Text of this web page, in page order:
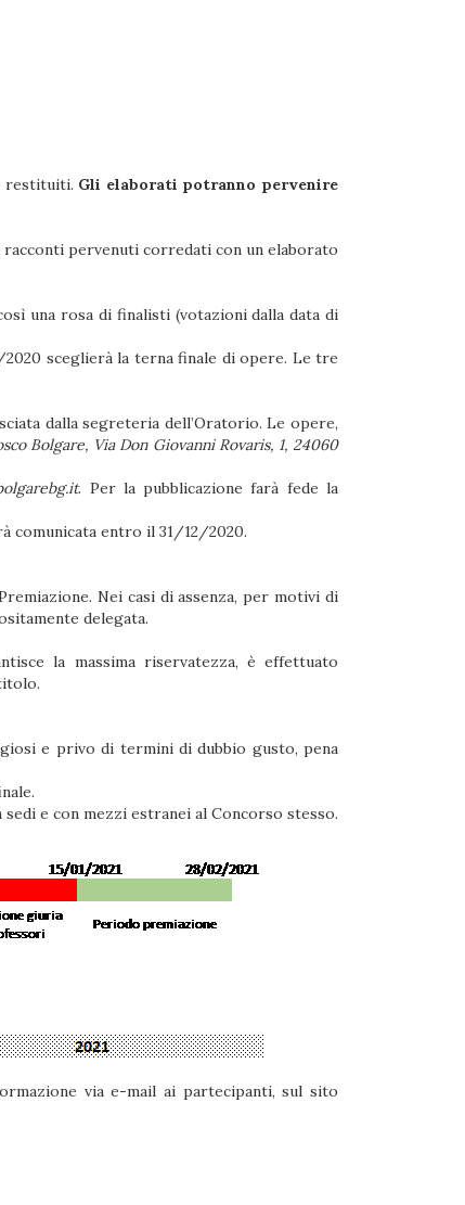
restituiti. Gli elaborati potranno pervenire
pervenuti corredati con un elaborato
una rosa di finalisti (votazioni dalla data di
sceglierà la terna finale di opere. Le tre
dalla segreteria dell’Oratorio. Le opere,
Bolgare, Via Don Giovanni Rovaris, 1, 24060
. Per la pubblicazione farà fede la
comunicata entro il 31/12/2020.
Nei casi di assenza, per motivi di
delegata.
la massima riservatezza, è effettuato
e privo di termini di dubbio gusto, pena
e con mezzi estranei al Concorso stesso.
via e-mail ai partecipanti, sul sito